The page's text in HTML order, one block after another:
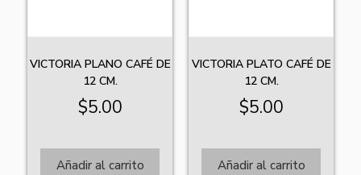
VICTORIA PLANO CAFÉ DE
12 CM.
$5.00
Añadir al carrito
VICTORIA PLATO CAFÉ DE
12 CM.
$5.00
Añadir al carrito